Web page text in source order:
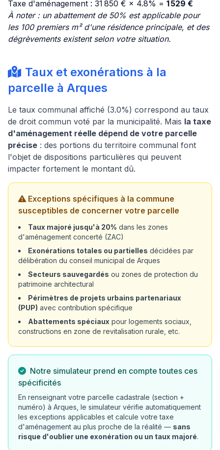
Taxe d'aménagement : 31 850 € × 4.8% = 1 529 €
À noter : un abattement de 50% est applicable pour
les 100 premiers m² d'une résidence principale, et des
dégrèvements existent selon votre situation.
Taux et exonérations à la
parcelle à Arques
Le taux communal affiché (3.0%) correspond au taux
de droit commun voté par la municipalité. Mais la taxe
d'aménagement réelle dépend de votre parcelle
précise : des portions du territoire communal font
l'objet de dispositions particulières qui peuvent
impacter fortement le montant dû.
Exceptions spécifiques à la commune
susceptibles de concerner votre parcelle
Taux majoré jusqu'à 20% dans les zones
d'aménagement concerté (ZAC)
Exonérations totales ou partielles décidées par
délibération du conseil municipal de Arques
Secteurs sauvegardés ou zones de protection du
patrimoine architectural
Périmètres de projets urbains partenariaux
(PUP) avec contribution spécifique
Abattements spéciaux pour logements sociaux,
constructions en zone de revitalisation rurale, etc.
Notre simulateur prend en compte toutes ces
spécificités
En renseignant votre parcelle cadastrale (section +
numéro) à Arques, le simulateur vérifie automatiquement
les exceptions applicables et calcule votre taxe
d'aménagement au plus proche de la réalité — sans
risque d'oublier une exonération ou un taux majoré.